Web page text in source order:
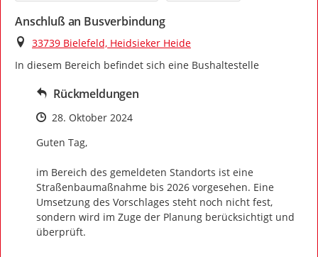
Anschluß an Busverbindung
Ort
33739 Bielefeld, Heidsieker Heide
In diesem Bereich befindet sich eine Bushaltestelle
Rückmeldungen
Zeitpunkt des Erstellens
28. Oktober 2024
Guten Tag,
im Bereich des gemeldeten Standorts ist eine
Straßenbaumaßnahme bis 2026 vorgesehen. Eine
Umsetzung des Vorschlages steht noch nicht fest,
sondern wird im Zuge der Planung berücksichtigt und
überprüft.